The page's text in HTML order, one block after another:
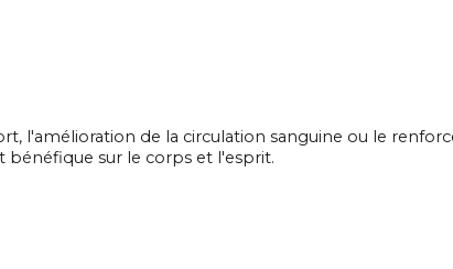
l'amélioration de la circulation sanguine ou le
bénéfique sur le corps et l'esprit.